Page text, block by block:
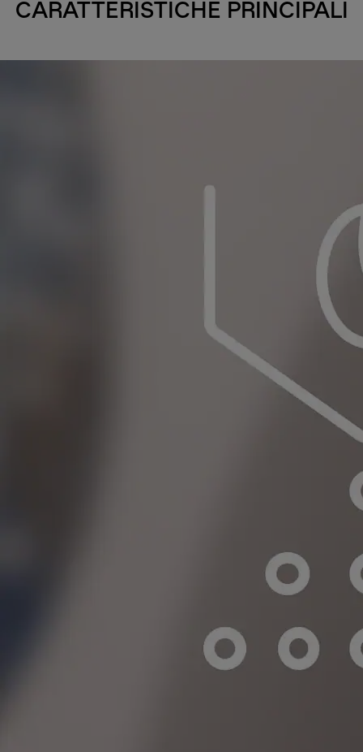
CARATTERISTICHE PRINCIPALI